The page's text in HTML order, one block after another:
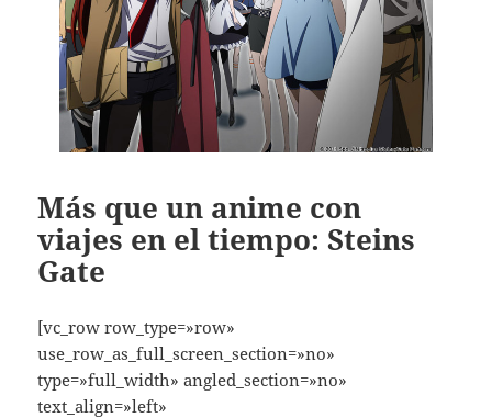
Más que un anime con
viajes en el tiempo: Steins
Gate
[vc_row row_type=»row»
use_row_as_full_screen_section=»no»
type=»full_width» angled_section=»no»
text_align=»left»